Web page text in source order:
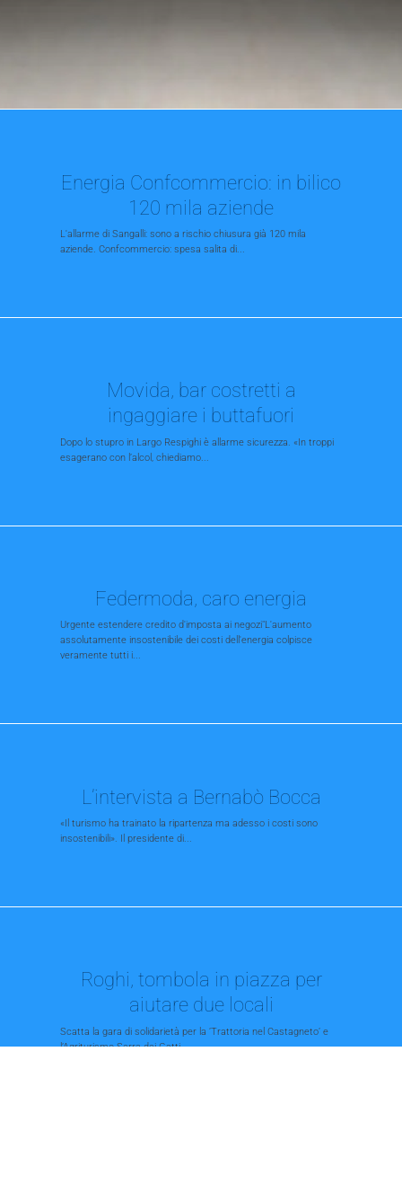
Energia Confcommercio: in bilico
120 mila aziende
L'allarme di Sangalli: sono a rischio chiusura già 120 mila
aziende. Confcommercio: spesa salita di...
Movida, bar costretti a
ingaggiare i buttafuori
Dopo lo stupro in Largo Respighi è allarme sicurezza. «In troppi
esagerano con l’alcol, chiediamo...
Federmoda, caro energia
Urgente estendere credito d'imposta ai negozi"L'aumento
assolutamente insostenibile dei costi dell'energia colpisce
veramente tutti i...
L’intervista a Bernabò Bocca
«Il turismo ha trainato la ripartenza ma adesso i costi sono
insostenibili». Il presidente di...
Roghi, tombola in piazza per
aiutare due locali
Scatta la gara di solidarietà per la ’Trattoria nel Castagneto’ e
l’Agriturismo Serra dei Gatti...